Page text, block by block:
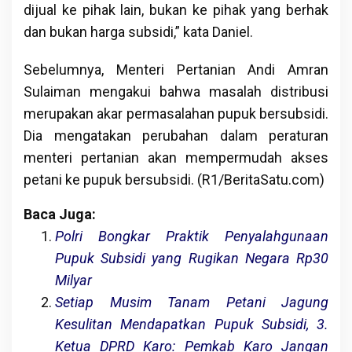
dijual ke pihak lain, bukan ke pihak yang berhak
dan bukan harga subsidi,” kata Daniel.
Sebelumnya, Menteri Pertanian Andi Amran
Sulaiman mengakui bahwa masalah distribusi
merupakan akar permasalahan pupuk bersubsidi.
Dia mengatakan perubahan dalam peraturan
menteri pertanian akan mempermudah akses
petani ke pupuk bersubsidi. (R1/BeritaSatu.com)
Baca Juga:
Polri Bongkar Praktik Penyalahgunaan
Pupuk Subsidi yang Rugikan Negara Rp30
Milyar
Setiap Musim Tanam Petani Jagung
Kesulitan Mendapatkan Pupuk Subsidi, 3.
Ketua DPRD Karo: Pemkab Karo Jangan